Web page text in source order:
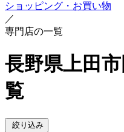
ショッピング・お買い物
／
専門店の一覧
長野県上田
覧
絞り込み